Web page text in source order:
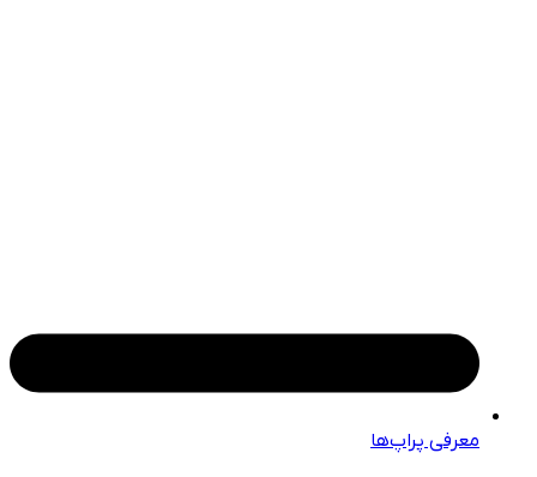
معرفی پراپ‌ها